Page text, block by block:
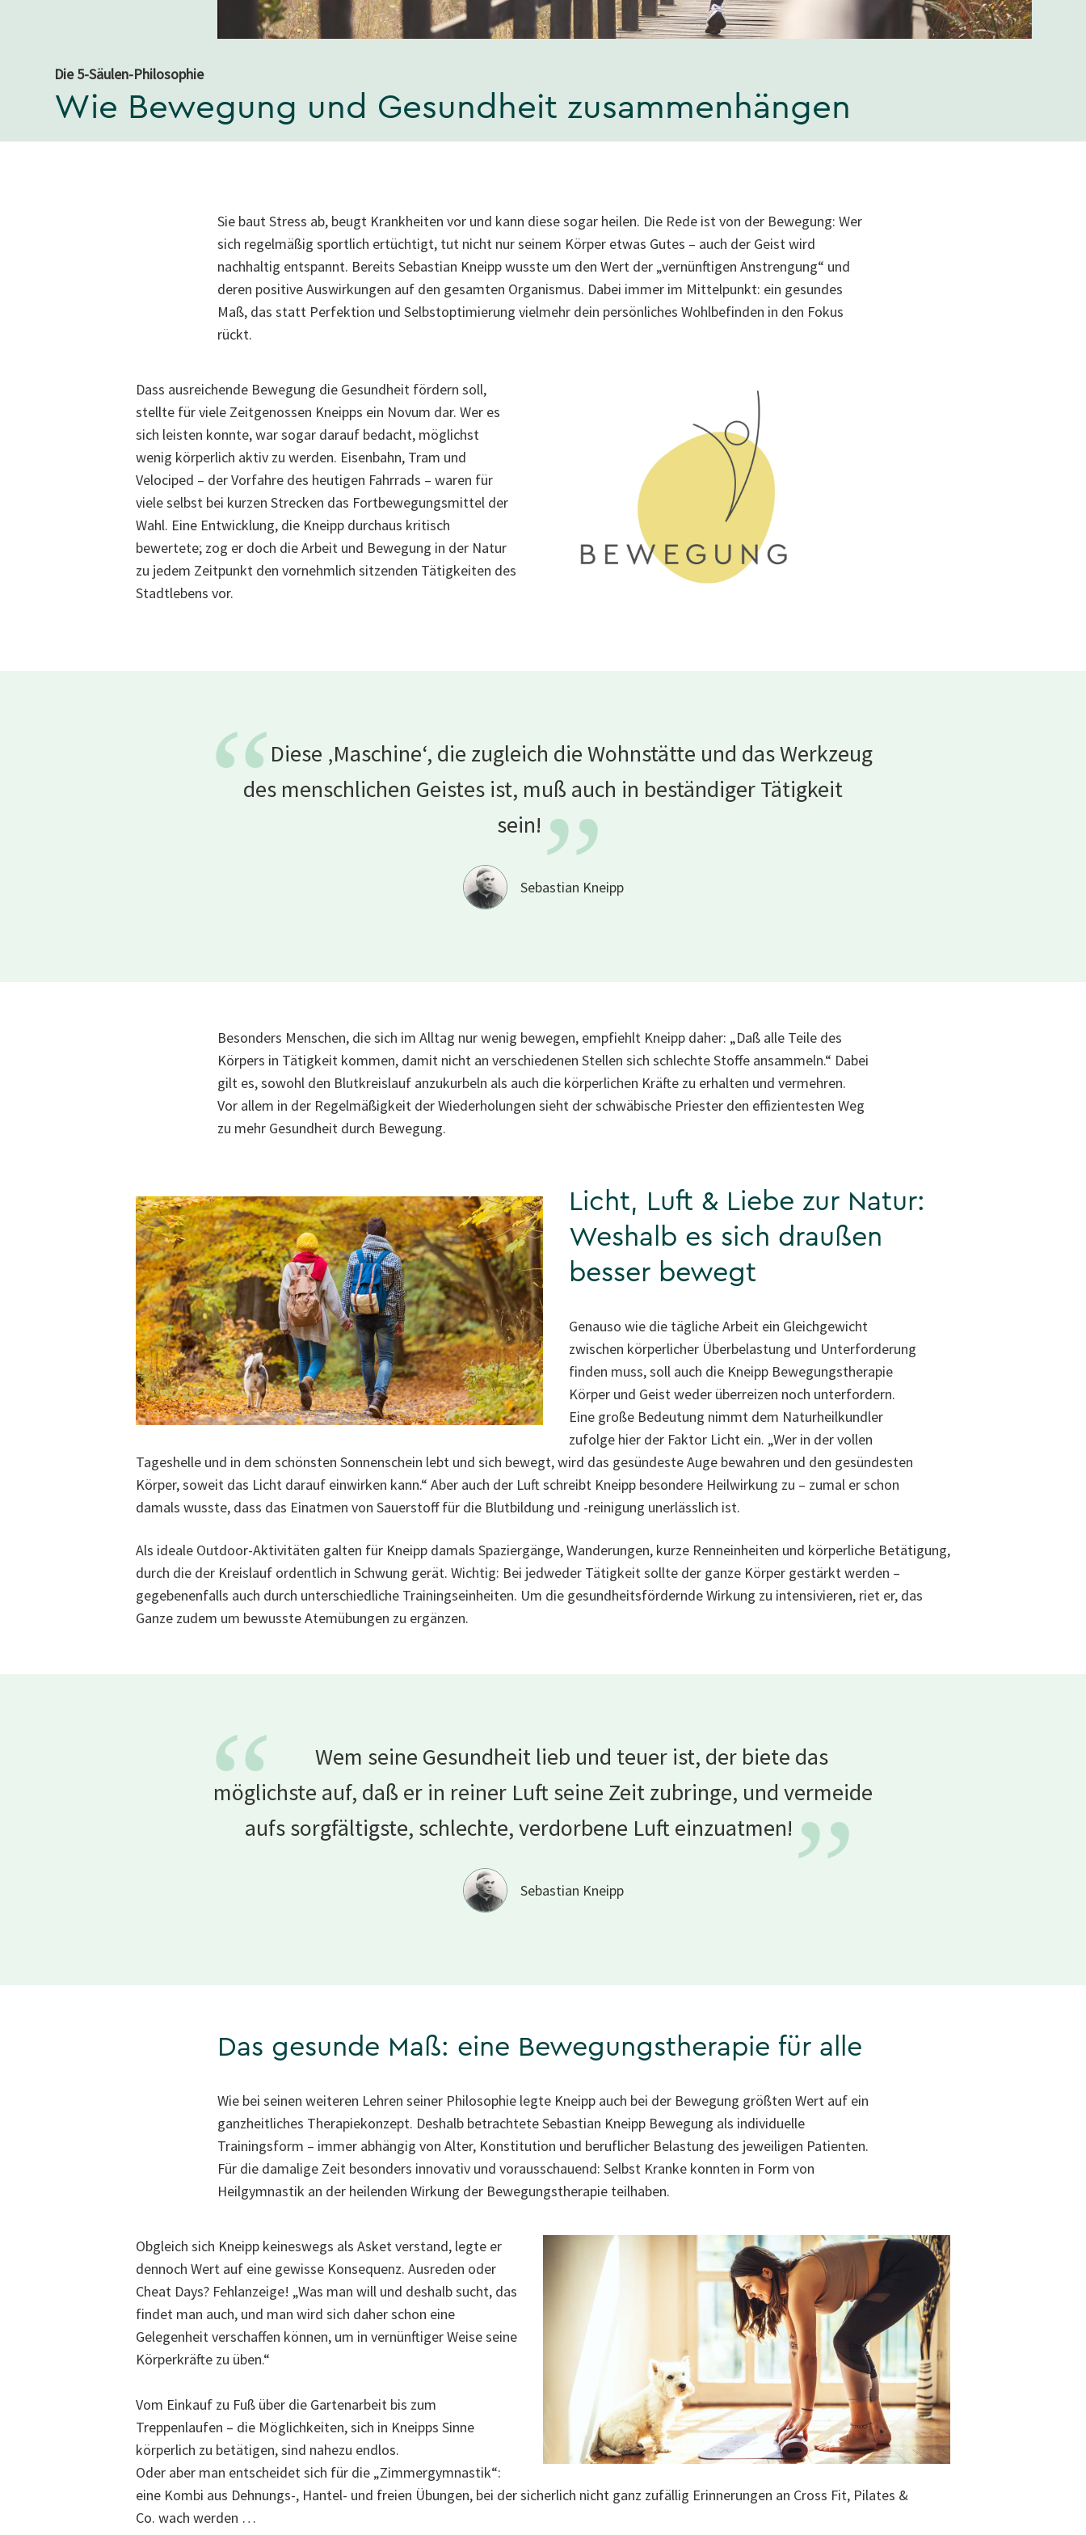
Die 5-Säulen-Philosophie
Wie Bewegung und Gesundheit zusammenhängen
Sie baut Stress ab, beugt Krankheiten vor und kann diese sogar heilen. Die Rede ist von der Bewegung: Wer
sich regelmäßig sportlich ertüchtigt, tut nicht nur seinem Körper etwas Gutes – auch der Geist wird
nachhaltig entspannt. Bereits Sebastian Kneipp wusste um den Wert der „vernünftigen Anstrengung“ und
deren positive Auswirkungen auf den gesamten Organismus. Dabei immer im Mittelpunkt: ein gesundes
Maß, das statt Perfektion und Selbstoptimierung vielmehr dein persönliches Wohlbefinden in den Fokus
rückt.
Dass ausreichende Bewegung die Gesundheit fördern soll,
stellte für viele Zeitgenossen Kneipps ein Novum dar. Wer es
sich leisten konnte, war sogar darauf bedacht, möglichst
wenig körperlich aktiv zu werden. Eisenbahn, Tram und
Velociped – der Vorfahre des heutigen Fahrrads – waren für
viele selbst bei kurzen Strecken das Fortbewegungsmittel der
Wahl. Eine Entwicklung, die Kneipp durchaus kritisch
bewertete; zog er doch die Arbeit und Bewegung in der Natur
zu jedem Zeitpunkt den vornehmlich sitzenden Tätigkeiten des
Stadtlebens vor.
“Diese ‚Maschine‘, die zugleich die Wohnstätte und das Werkzeug
des menschlichen Geistes ist, muß auch in beständiger Tätigkeit
sein!”
Sebastian Kneipp
Besonders Menschen, die sich im Alltag nur wenig bewegen, empfiehlt Kneipp daher: „Daß alle Teile des
Körpers in Tätigkeit kommen, damit nicht an verschiedenen Stellen sich schlechte Stoffe ansammeln.“ Dabei
gilt es, sowohl den Blutkreislauf anzukurbeln als auch die körperlichen Kräfte zu erhalten und vermehren.
Vor allem in der Regelmäßigkeit der Wiederholungen sieht der schwäbische Priester den effizientesten Weg
zu mehr Gesundheit durch Bewegung.
Licht, Luft & Liebe zur Natur:
Weshalb es sich draußen
besser bewegt
Genauso wie die tägliche Arbeit ein Gleichgewicht
zwischen körperlicher Überbelastung und Unterforderung
finden muss, soll auch die Kneipp Bewegungstherapie
Körper und Geist weder überreizen noch unterfordern.
Eine große Bedeutung nimmt dem Naturheilkundler
zufolge hier der Faktor Licht ein. „Wer in der vollen
Tageshelle und in dem schönsten Sonnenschein lebt und sich bewegt, wird das gesündeste Auge bewahren und den gesündesten
Körper, soweit das Licht darauf einwirken kann.“ Aber auch der Luft schreibt Kneipp besondere Heilwirkung zu – zumal er schon
damals wusste, dass das Einatmen von Sauerstoff für die Blutbildung und -reinigung unerlässlich ist.
Als ideale Outdoor-Aktivitäten galten für Kneipp damals Spaziergänge, Wanderungen, kurze Renneinheiten und körperliche Betätigung,
durch die der Kreislauf ordentlich in Schwung gerät. Wichtig: Bei jedweder Tätigkeit sollte der ganze Körper gestärkt werden –
gegebenenfalls auch durch unterschiedliche Trainingseinheiten. Um die gesundheitsfördernde Wirkung zu intensivieren, riet er, das
Ganze zudem um bewusste Atemübungen zu ergänzen.
“
Wem seine Gesundheit lieb und teuer ist, der biete das
möglichste auf, daß er in reiner Luft seine Zeit zubringe, und vermeide
aufs sorgfältigste, schlechte, verdorbene Lufteinzuatmen! ”
Sebastian Kneipp
Das gesunde Maß: eine Bewegungstherapie für alle
Wie bei seinen weiteren Lehren seiner Philosophie legte Kneipp auch bei der Bewegung größten Wert auf ein
ganzheitliches Therapiekonzept. Deshalb betrachtete Sebastian Kneipp Bewegung als individuelle
Trainingsform – immer abhängig von Alter, Konstitution und beruflicher Belastung des jeweiligen Patienten.
Für die damalige Zeit besonders innovativ und vorausschauend: Selbst Kranke konnten in Form von
Heilgymnastik an der heilenden Wirkung der Bewegungstherapie teilhaben.
Obgleich sich Kneipp keineswegs als Asket verstand, legte er
dennoch Wert auf eine gewisse Konsequenz. Ausreden oder
Cheat Days? Fehlanzeige! „Was man will und deshalb sucht, das
findet man auch, und man wird sich daher schon eine
Gelegenheit verschaffen können, um in vernünftiger Weise seine
Körperkräfte zu üben.“
Vom Einkauf zu Fuß über die Gartenarbeit bis zum
Treppenlaufen – die Möglichkeiten, sich in Kneipps Sinne
körperlich zu betätigen, sind nahezu endlos.
Oder aber man entscheidet sich für die „Zimmergymnastik“:
eine Kombi aus Dehnungs-, Hantel- und freien Übungen, bei der sicherlich nicht ganz zufällig Erinnerungen an Cross Fit, Pilates &
Co. wach werden …